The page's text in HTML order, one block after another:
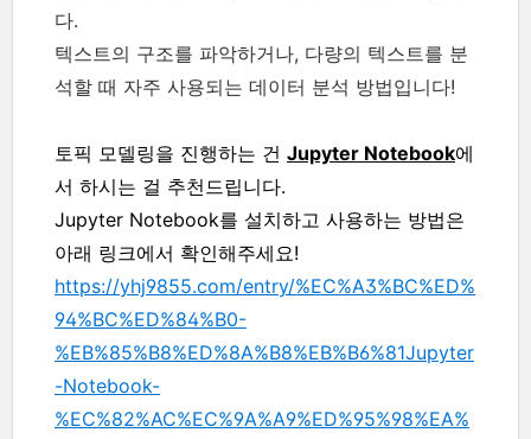
다.
텍스트의 구조를 파악하거나, 다량의 텍스트를 분
석할 때 자주 사용되는 데이터 분석 방법입니다!
토픽 모델링을 진행하는 건 Jupyter Notebook에
서 하시는 걸 추천드립니다.
Jupyter Notebook를 설치하고 사용하는 방법은
아래 링크에서 확인해주세요!
https://yhj9855.com/entry/%EC%A3%BC%ED%
94%BC%ED%84%B0-
%EB%85%B8%ED%8A%B8%EB%B6%81Jupyter
-Notebook-
%EC%82%AC%EC%9A%A9%ED%95%98%EA%